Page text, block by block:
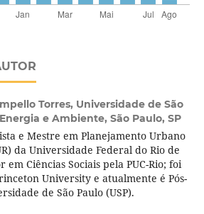
Torres, Universidade de São
e Ambiente, São Paulo, SP
e Mestre em Planejamento Urbano
da Universidade Federal do Rio de
em Ciências Sociais pela PUC-Rio; foi
University e atualmente é Pós-
de São Paulo (USP).